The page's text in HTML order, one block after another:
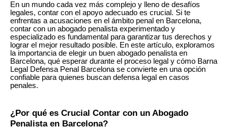
En un mundo cada vez más complejo y lleno de desafíos
legales, contar con el apoyo adecuado es crucial. Si te
enfrentas a acusaciones en el ámbito penal en Barcelona,
contar con un abogado penalista experimentado y
especializado es fundamental para garantizar tus derechos y
lograr el mejor resultado posible. En este artículo, exploramos
la importancia de elegir un buen abogado penalista en
Barcelona, qué esperar durante el proceso legal y cómo Barna
Legal Defensa Penal Barcelona se convierte en una opción
confiable para quienes buscan defensa legal en casos
penales.
¿Por qué es Crucial Contar con un Abogado
Penalista en Barcelona?